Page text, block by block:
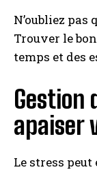
N’oubliez pas
Trouver le
temps et des
Gestion
apaiser
Le stress